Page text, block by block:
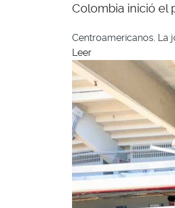
Colombia inició el
Centroamericanos. La
Leer